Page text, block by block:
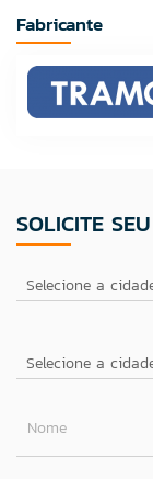
Fabricante
SOLICITE
Nome